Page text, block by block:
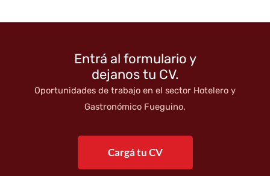
Entrá al formulario y
dejanos tu CV.
Oportunidades de trabajo en el sector Hotelero y
Gastronómico Fueguino.
Cargá tu CV